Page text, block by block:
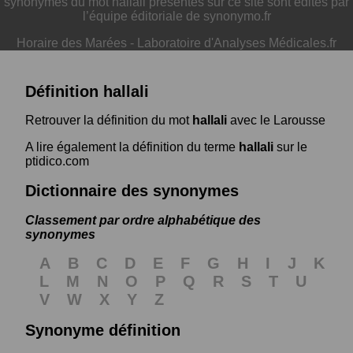
l’équipe éditoriale de synonymo.fr
Horaire des Marées - Laboratoire d'Analyses Médicales.fr
Définition hallali
Retrouver la définition du mot hallali avec le Larousse
A lire également la définition du terme hallali sur le
ptidico.com
Dictionnaire des synonymes
Classement par ordre alphabétique des
synonymes
A B C D E F G H I J
K
L
M N O P Q R S T
U
V
W X Y
Z
Synonyme définition